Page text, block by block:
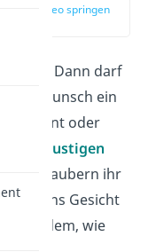
im Video springen
? Dann darf
ein
oder
10 lustigen
zaubern ihr
ins Gesicht
trotzdem, wie